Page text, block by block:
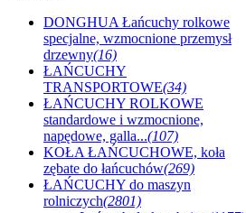
DONGHUA Łańcuchy rolkowe
specjalne, wzmocnione przemysł
drzewny(16)
ŁAŃCUCHY
TRANSPORTOWE(34)
ŁAŃCUCHY ROLKOWE
standardowe i wzmocnione,
napędowe, galla...(107)
KOŁA ŁAŃCUCHOWE, koła
zębate do łańcuchów(269)
ŁAŃCUCHY do maszyn
rolniczych(2801)